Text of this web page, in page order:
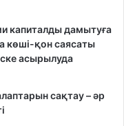
капиталды дамытуға
көші-қон саясаты
асырылуда
сақтау – әр